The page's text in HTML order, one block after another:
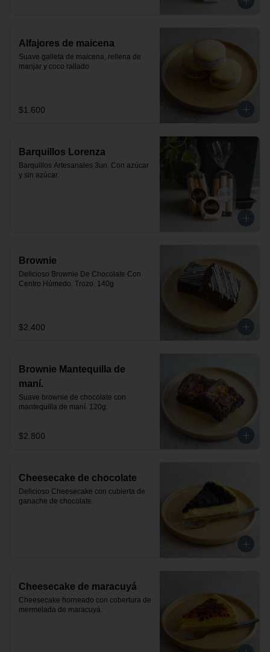
Alfajores de maicena
Suave galleta de maicena, rellena de
manjar y coco rallado
$1.600
Barquillos Lorenza
Barquillos Artesanales 3un. Con azúcar
y sin azúcar.
Brownie
Delicioso Brownie De Chocolate Con
Centro Húmedo. Trozo. 140g
$2.400
Brownie Mantequilla de
maní.
Suave brownie de chocolate con
mantequilla de maní. 120g.
$2.800
Cheesecake de chocolate
Delicioso Cheesecake con cubierta de
ganache de chocolate.
Cheesecake de maracuyá
Cheesecake horneado con cobertura de
mermelada de maracuyá.